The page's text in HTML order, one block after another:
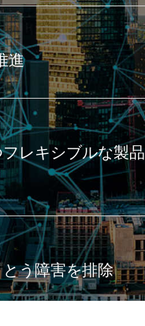
進
レキシブルな製品
う障害を排除